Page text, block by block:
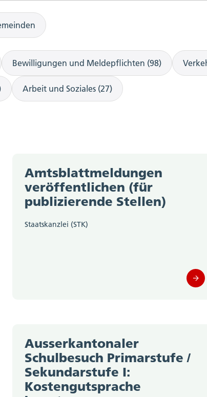
Bewilligungen und Meldepflichten (98)
Arbeit und Soziales (27)
Amtsblattmeldungen
veröffentlichen (für
publizierende Stellen)
Staatskanzlei (STK)
Ausserkantonaler
Schulbesuch Primarstufe /
Sekundarstufe I:
Kostengutsprache